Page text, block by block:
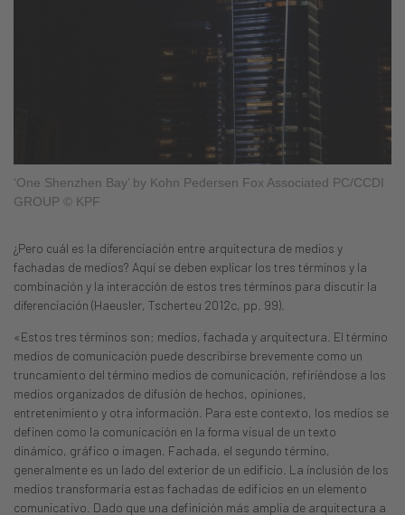
‘One Shenzhen Bay’ by Kohn Pedersen Fox Associated PC/CCDI
GROUP © KPF
¿Pero cuál es la diferenciación entre arquitectura de medios y
fachadas de medios? Aquí se deben explicar los tres términos y la
combinación y la interacción de estos tres términos para discutir la
diferenciación (Haeusler, Tscherteu 2012c, pp. 99).
«Estos tres términos son: medios, fachada y arquitectura. El término
medios de comunicación puede describirse brevemente como un
truncamiento del término medios de comunicación, refiriéndose a los
medios organizados de difusión de hechos, opiniones,
entretenimiento y otra información. Para este contexto, los medios se
definen como la comunicación en la forma visual de un texto
dinámico, gráfico o imagen. Fachada, el segundo término,
generalmente es un lado del exterior de un edificio. La inclusión de los
medios transformaría estas fachadas de edificios en un elemento
comunicativo. Dado que una definición más amplia de arquitectura a